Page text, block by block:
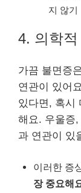
지 않기
4. 의학적
가끔 불면증
연관이 있어
있다면, 혹시
해요. 우울증
과 연관이 있
이러한 증
장 중요해